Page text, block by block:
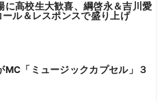
に高校生大歓喜、綱啓永＆吉川愛
ル＆レスポンスで盛り上げ
MC「ミュージックカプセル」３